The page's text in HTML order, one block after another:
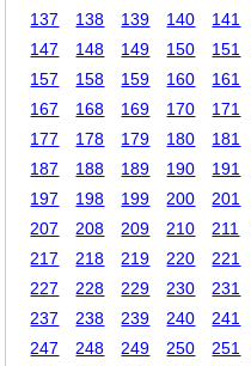
137 138 139 140 141
147
148 149 150 151
157
158 159 160 161
167
168 169 170 171
177
178 179 180 181
187
188 189 190 191
197
198 199 200 201
207
208 209 210 211
217
218 219 220 221
227
228 229 230 231
237
238 239 240 241
247
248 249 250 251